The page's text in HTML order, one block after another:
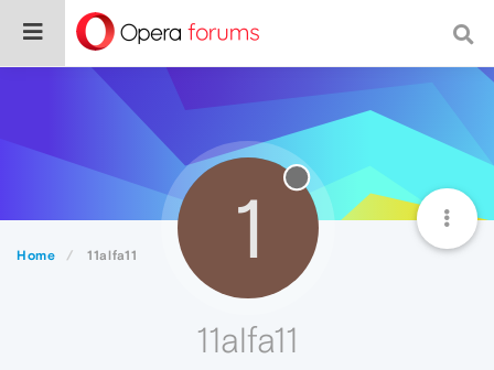
Home 11alfa11 1
11alfa11